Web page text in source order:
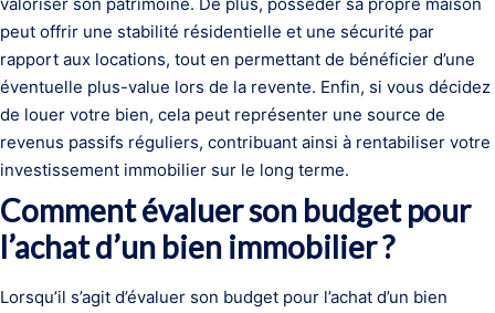
peut offrir une stabilité résidentielle et une sécurité par
rapport aux locations, tout en permettant de bénéficier d’une
éventuelle plus-value lors de la revente. Enfin, si vous décidez
de louer votre bien, cela peut représenter une source de
revenus passifs réguliers, contribuant ainsi à rentabiliser votre
investissement immobilier sur le long terme.
Comment évaluer son budget pour
l’achat d’un bien immobilier ?
Lorsqu’il s’agit d’évaluer son budget pour l’achat d’un bien